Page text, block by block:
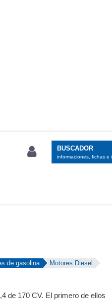
BUSCADOR
informaciones, fichas e
de gasolina
Motores Diesel
de 170 CV. El primero de ellos